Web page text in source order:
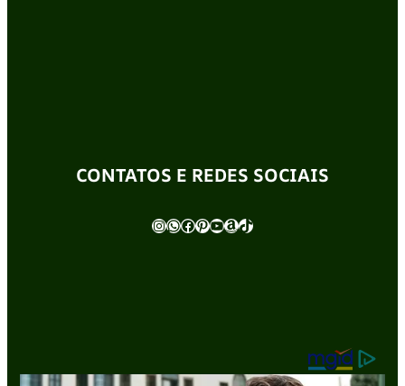
CONTATOS E REDES SOCIAIS
InstagramWhatsApp Facebook Pinterest Youtube Amazon TikTok